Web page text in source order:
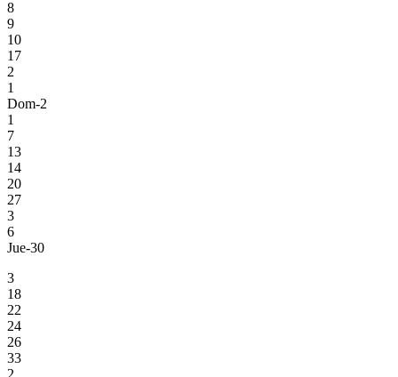
8
9
10
17
2
1
Dom-2
1
7
13
14
20
27
3
6
Jue-30
3
18
22
24
26
33
2